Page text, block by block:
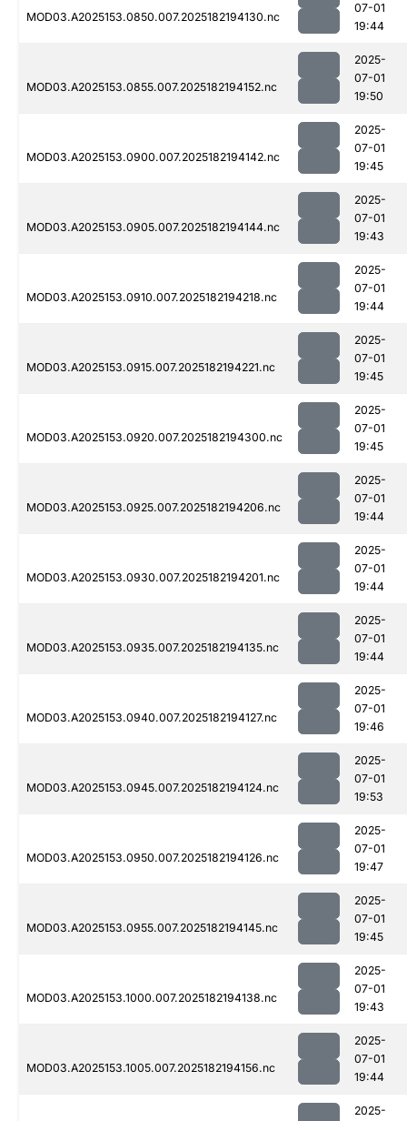
MOD03.A2025153.0850.007.2025182194130.nc
07-01
19:44
MOD03.A2025153.0855.007.2025182194152.nc
2025-
07-01
19:50
MOD03.A2025153.0900.007.2025182194142.nc
2025-
07-01
19:45
MOD03.A2025153.0905.007.2025182194144.nc
2025-
07-01
19:43
MOD03.A2025153.0910.007.2025182194218.nc
2025-
07-01
19:44
MOD03.A2025153.0915.007.2025182194221.nc
2025-
07-01
19:45
MOD03.A2025153.0920.007.2025182194300.nc
2025-
07-01
19:45
MOD03.A2025153.0925.007.2025182194206.nc
2025-
07-01
19:44
MOD03.A2025153.0930.007.2025182194201.nc
2025-
07-01
19:44
MOD03.A2025153.0935.007.2025182194135.nc
2025-
07-01
19:44
MOD03.A2025153.0940.007.2025182194127.nc
2025-
07-01
19:46
MOD03.A2025153.0945.007.2025182194124.nc
2025-
07-01
19:53
MOD03.A2025153.0950.007.2025182194126.nc
2025-
07-01
19:47
MOD03.A2025153.0955.007.2025182194145.nc
2025-
07-01
19:45
MOD03.A2025153.1000.007.2025182194138.nc
2025-
07-01
19:43
MOD03.A2025153.1005.007.2025182194156.nc
2025-
07-01
19:44
2025-